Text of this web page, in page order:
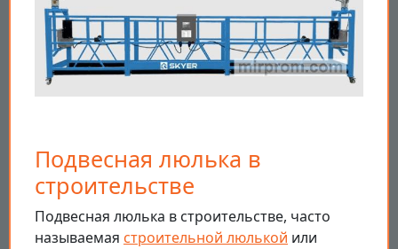
Подвесная люлька в
строительстве
Подвесная люлька в строительстве, часто
называемая строительной люлькой или